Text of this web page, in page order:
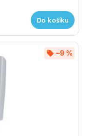
Do košíku
–9 %